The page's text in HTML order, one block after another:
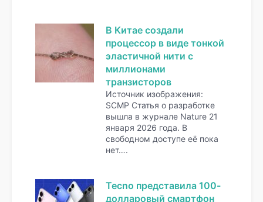
В Китае создали
процессор в виде тонкой
эластичной нити с
миллионами
транзисторов
Источник изображения:
SCMP Статья о разработке
вышла в журнале Nature 21
января 2026 года. В
свободном доступе её пока
нет….
Tecno представила 100-
долларовый смартфон